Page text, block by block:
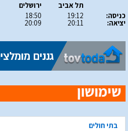
כניסה:
יציאה:
תל אביב
19:12
20:11
ירושלים
18:50
20:09
בתי חולים